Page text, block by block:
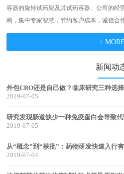
容器的旋转试药架及其试药容器。公司的经
构，集中专家智慧，节约客户成本，诚信合
+ MORE
新闻动
外包CRO还是自己做？临床研究三种选
2019-07-05
研究发现肠道缺少一种免疫蛋白会导致
2019-07-05
从“概念”到“获批”：药物研发快速入行
2019-07-04